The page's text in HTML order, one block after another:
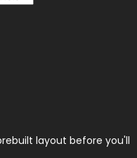
layout before you'll